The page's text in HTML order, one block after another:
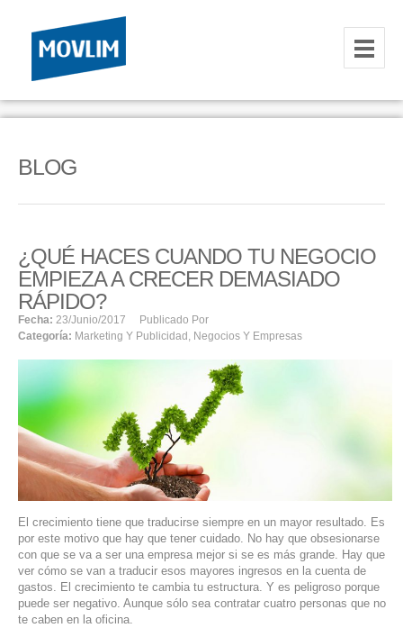
INICIO
HOSTING
HOSTING
RESELLER
SERVIDORES VPS
SERVIDORES DEDICADOS
AGENCIA DIGITAL
PAGINAS WEB PARA NEGOCIOS
PAGINA WEB CON MANEJADOR DE CONTENIDOS
PAGINA WEB CON CATÁLOGO DE PRODUCTOS
PAGINAS WEB A MEDIDA
BLOG
¿QUÉ HACES CUANDO TU NEGOCIO
EMPIEZA A CRECER DEMASIADO
RÁPIDO?
Fecha: 23/junio/2017
Publicado Por
Categoría: Marketing Y Publicidad , Negocios Y Empresas
El crecimiento tiene que traducirse siempre en un mayor resultado. Es
por este motivo que hay que tener cuidado. No hay que obsesionarse
con que se va a ser una empresa mejor si se es más grande. Hay que
ver cómo se van a traducir esos mayores ingresos en la cuenta de
gastos. El crecimiento te cambia tu estructura. Y es peligroso porque
puede ser negativo. Aunque sólo sea contratar cuatro personas que no
te caben en la oficina.